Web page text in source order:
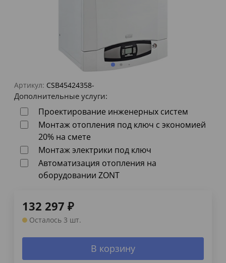
Артикул: CSB45424358-
Дополнительные услуги:
Проектирование инженерных систем
Монтаж отопления под ключ с экономией
20% на смете
Монтаж электрики под ключ
Автоматизация отопления на
оборудовании ZONT
132 297 ₽
Осталось 3 шт.
В корзину